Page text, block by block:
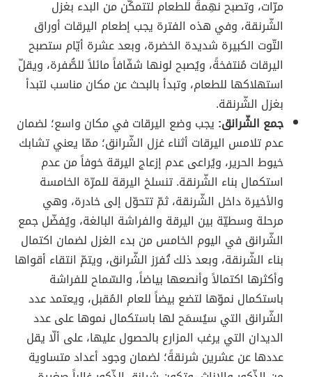
مرّات، وتصبح نهِمةً للطعام لتتمكّن من البدء بغزل
الشّرنقة، وفي هذه الفترة يجب إطعام اليرقات أوراق
التّوت الكبيرة شديدة الخضرة، وبعد عشرة أيّام ستصبح
اليرقات مُنتفخةً، ويُصبح لونها شفّافاً مائلاً للصُّفرة، ويقلّ
استهلاكها للطعام، وتبدأ بالبحث عن مكان مناسب لتبدأ
بغزل الشّرنقة.
جمع الشّرانق: يجب وضع اليرقات في مكان واسع؛ لضمان
عدم تلامس اليرقات أثناء غزل الشّرانق؛ ممّا يعني تشابك
خيوط الحرير، ويُراعى عدم إزعاج اليرقة خوفاََ من عدم
استكمال بناء الشّرنقة. تنسلخ اليرقة للمرّة الخامسة
والأخيرة داخل الشّرنقة، ثمّ تتحوّل إلى خادرة، وهي
مرحلة وسطيّة بين اليرقة والفراشة البالغة، ويُفضّل جمع
الشّرانق في اليوم الخامس من بدء الغزل لضمان اكتمال
بناء الشّرنقة، وبعد ذلك تُفرَز الشّرانق، ويتمّ انتقاء أقواها
وأكثرها اكتمالاََ وأنصعها بياضاََ، والسّماح للفراشة
باستكمال نموّها لتضع بيضاََ للعام المُقبل، ويعتمد عدد
الشّرانق التي سيُسمَح لها باستكمال نموها على عدد
الديدان التي يرغب المزارع بالحصول عليها، على ألّا يقل
عددها عن عشرين شرنقةً؛ لضمان وجود أعداد متساوية